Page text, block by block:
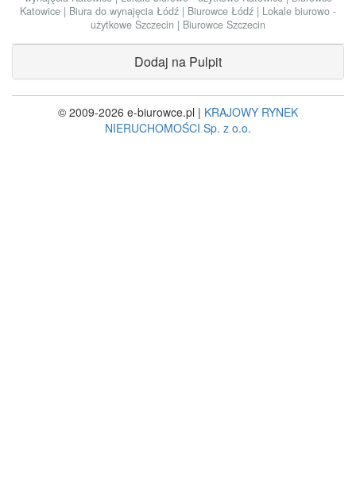
Katowice | Biura do wynajęcia Łódź | Biurowce Łódź | Lokale biurowo -
użytkowe Szczecin | Biurowce Szczecin
Dodaj na Pulpit
© 2009-2026 e-biurowce.pl | KRAJOWY RYNEK
NIERUCHOMOŚCI Sp. z o.o.